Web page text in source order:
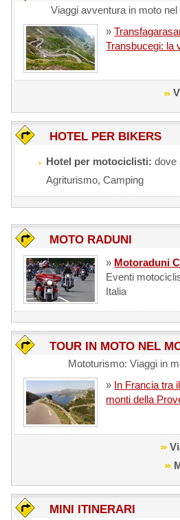
Viaggi avventura in moto
»
Transbucegi: la
HOTEL PER BIKERS
Hotel per motociclisti: dove
Agriturismo, Camping
MOTO RADUNI
» Motoraduni
Eventi
Italia
TOUR IN MOTO NEL
Mototurismo: Viaggi in
» In Francia tra
monti della
MINI ITINERARI